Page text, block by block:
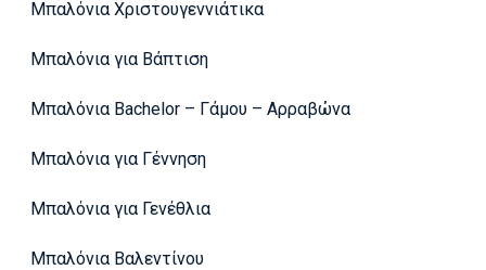
Μπαλόνια Χριστουγεννιάτικα
Μπαλόνια για Βάπτιση
Μπαλόνια Bachelor – Γάμου – Αρραβώνα
Μπαλόνια για Γέννηση
Μπαλόνια για Γενέθλια
Μπαλόνια Βαλεντίνου